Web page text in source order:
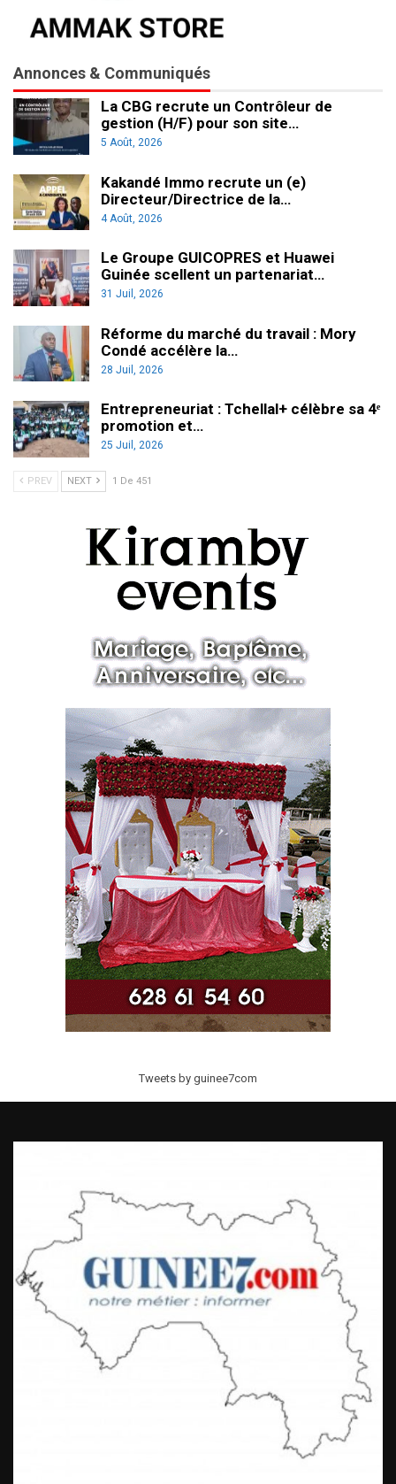
Annonces & Communiqués
La CBG recrute un Contrôleur de
gestion (H/F) pour son site…
5 Août, 2026
Kakandé Immo recrute un (e)
Directeur/Directrice de la…
4 Août, 2026
Le Groupe GUICOPRES et Huawei
Guinée scellent un partenariat…
31 Juil, 2026
Réforme du marché du travail : Mory
Condé accélère la…
28 Juil, 2026
Entrepreneuriat : Tchellal+ célèbre sa 4ᵉ
promotion et…
25 Juil, 2026
PREV NEXT 1 De 451
Tweets by guinee7com